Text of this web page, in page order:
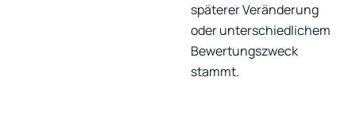
späterer Veränderung
oder unterschiedlichem
Bewertungszweck
stammt.